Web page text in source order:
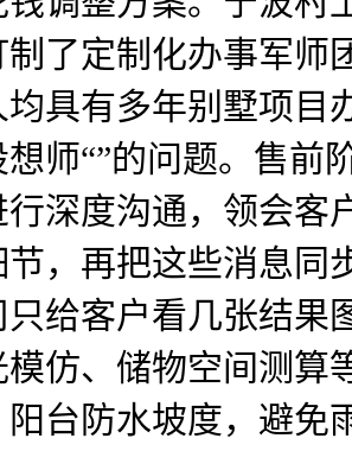
了定制化办事军师
具有多年别墅项目
师“”的问题。售前
深度沟通，领会客
，再把这些消息同
给客户看几张结果
仿、储物空间测算
台防水坡度，避免